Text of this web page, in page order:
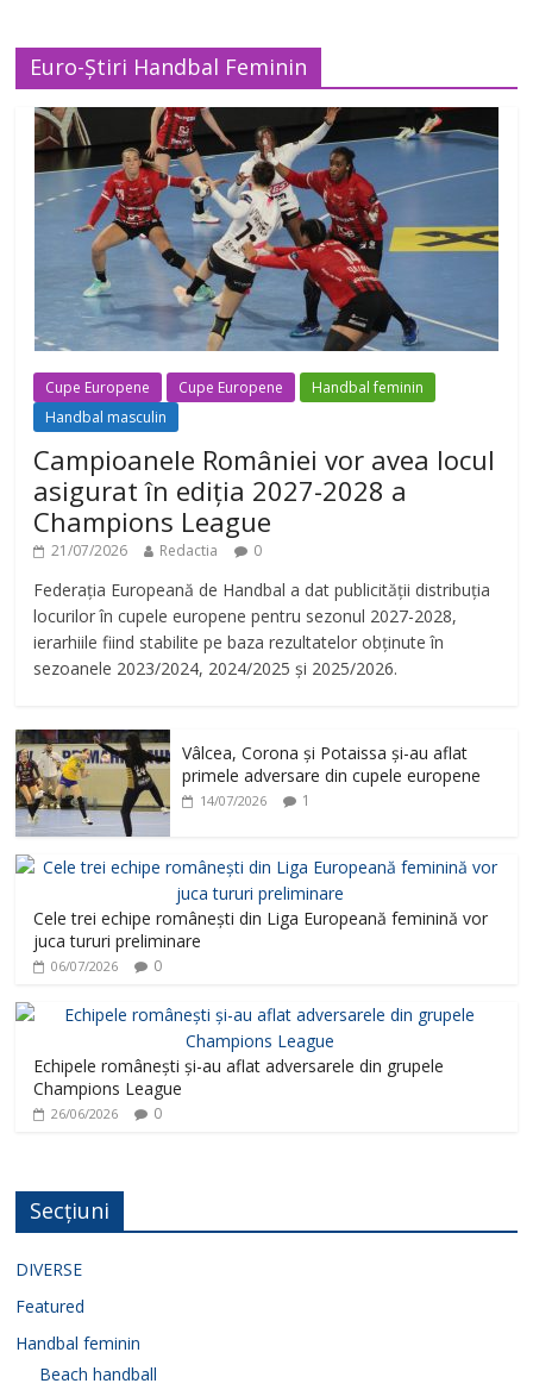
Euro-Știri Handbal Feminin
Cupe Europene Cupe Europene
Handbal feminin
Handbal masculin
Campioanele României vor avea locul
asigurat în ediția 2027-2028 a
Champions League
21/07/2026 Redactia 0
Federația Europeană de Handbal a dat publicității distribuția
locurilor în cupele europene pentru sezonul 2027-2028,
ierarhiile fiind stabilite pe baza rezultatelor obținute în
sezoanele 2023/2024, 2024/2025 și 2025/2026.
Vâlcea, Corona și Potaissa și-au aflat
primele adversare din cupele europene
14/07/2026 1
Cele trei echipe românești din Liga Europeană feminină vor
juca tururi preliminare
06/07/2026 0
Echipele românești și-au aflat adversarele din grupele
Champions League
26/06/2026 0
Secțiuni
DIVERSE
Featured
Handbal feminin
Beach handball